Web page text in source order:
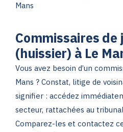
Mans
Commissaires de
(huissier) à Le
Vous avez besoin d’un
Mans ? Constat, litige de
signifier : accédez
secteur, rattachées au
Comparez-les et contactez